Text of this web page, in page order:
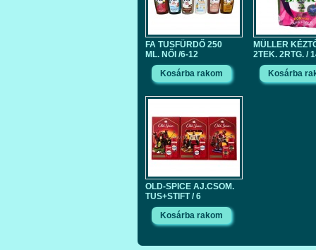
FA TUSFÜRDŐ 250
ML. NŐI /6-12
MÜLLER
2TEK. 2RTG. /
OLD-SPICE AJ.CSOM.
TUS+STIFT / 6